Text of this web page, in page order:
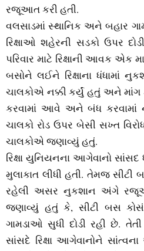
રજૂઆત કરી હતી.
વલસાડમાં સ્‍થાનિક અને બહાર
રિક્ષાઓ શહેરની સડકો ઉપર
પરિવાર માટે રિક્ષાની આવક એક
બસોને લઈને રિક્ષાના ધંધામાં
ચાલકોએ નક્કી કર્યું હતું અને
કરવામાં આવે અને બંધ કરવામાં
ચાલકો રોડ ઉપર બેસી સખ્‍ત
ચાલકોએ જણાવ્‍યું હતું.
રિક્ષા યુનિયનના આગેવાનો
મુલાકાત લીધી હતી. તેમજ
રહેલી અસર નુકશાન અંગે
જણાવ્‍યું હતું કે, સીટી બસ
ગામડાઓ સુધી દોડી રહી છે.
સાંસદે રિક્ષા આગેવાનોને